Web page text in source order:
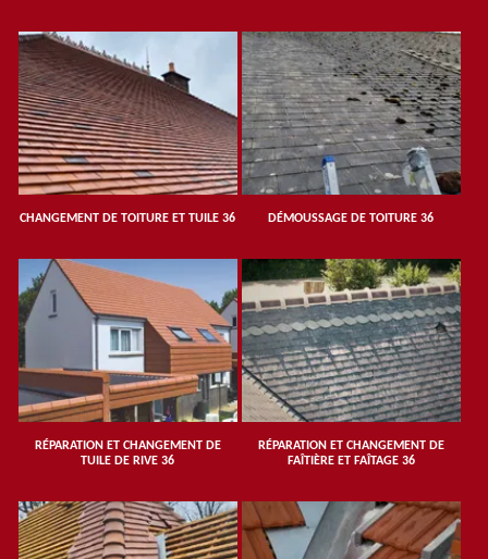
CHANGEMENT DE TOITURE ET TUILE 36 DÉMOUSSAGE DE TOITURE 36
RÉPARATION ET CHANGEMENT DE
TUILE DE RIVE 36
RÉPARATION ET CHANGEMENT DE
FAÎTIÈRE ET FAÎTAGE 36